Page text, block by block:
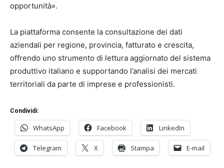
opportunità».
La piattaforma consente la consultazione dei dati
aziendali per regione, provincia, fatturato e crescita,
offrendo uno strumento di lettura aggiornato del sistema
produttivo italiano e supportando l’analisi dei mercati
territoriali da parte di imprese e professionisti.
Condividi:
WhatsApp Facebook LinkedIn
Telegram X Stampa E-mail